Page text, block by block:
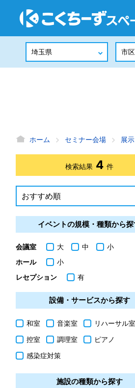
ホーム セミナー会場 展
検索結果 4 件
イベントの規模・種類から
会議室 大 中
小
ホール
小
レセプション
有
設備・サービスから探す
和室 音楽室
リハーサル室
控室
調理室
ピアノ
感染症対策
施設の種類から探す